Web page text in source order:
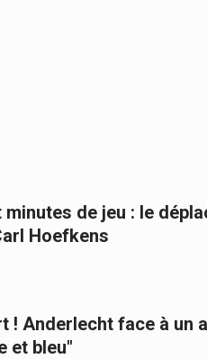
de jeu : le
Hoefkens
! Anderlecht face à un
et bleu"